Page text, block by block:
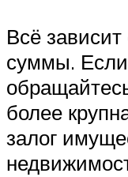
Всё
суммы. Если
более
залог